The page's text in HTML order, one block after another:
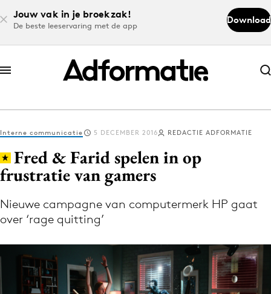
Jouw vak in je broekzak!
De beste leeservaring met de app
Download
Abonneer nu
Abonneer nu
Log in
Download de app
Volg het laatste nieuws via de Adformatie
Nieuws app
Interne communicatie 5 DECEMBER 2016 REDACTIE ADFORMATIE
Fred & Farid spelen in op
frustratie van gamers
Nieuwe campagne van computermerk HP gaat
over ‘rage quitting’